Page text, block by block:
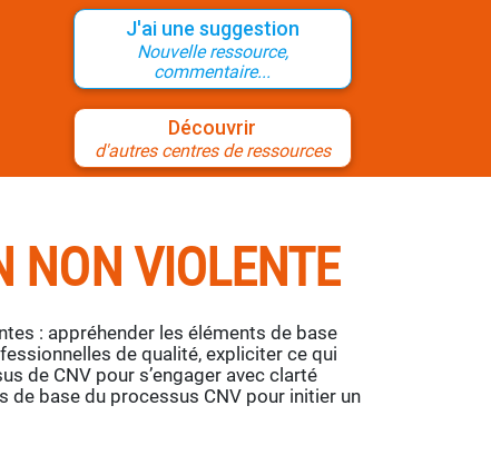
J'ai une suggestion
Nouvelle ressource,
commentaire...
Découvrir
d'autres centres de ressources
NON VIOLENTE
: appréhender les éléments de base
de qualité, expliciter ce qui
de CNV pour s’engager avec clarté
de base du processus CNV pour initier un